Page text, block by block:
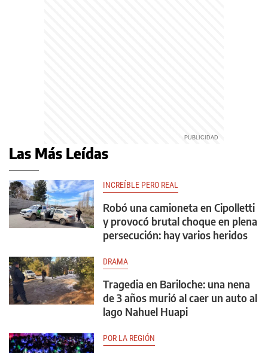
Las Más Leídas
INCREÍBLE PERO REAL
Robó una camioneta en Cipolletti
y provocó brutal choque en plena
persecución: hay varios heridos
DRAMA
Tragedia en Bariloche: una nena
de 3 años murió al caer un auto al
lago Nahuel Huapi
POR LA REGIÓN